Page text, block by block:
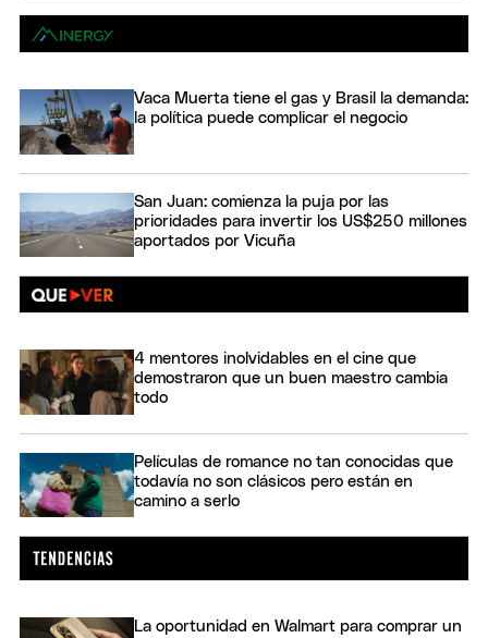
Vaca Muerta tiene el gas y Brasil la demanda:
la política puede complicar el negocio
San Juan: comienza la puja por las
prioridades para invertir los US$250 millones
aportados por Vicuña
4 mentores inolvidables en el cine que
demostraron que un buen maestro cambia
todo
Películas de romance no tan conocidas que
todavía no son clásicos pero están en
camino a serlo
La oportunidad en Walmart para comprar un